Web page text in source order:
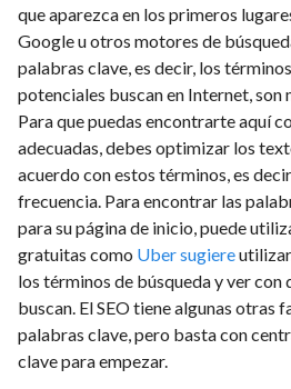
que aparezca en los primeros
Google u otros motores de
palabras clave, es decir, los
potenciales buscan en Internet, son
Para que puedas encontrarte aquí
adecuadas, debes optimizar los
acuerdo con estos términos, es
frecuencia. Para encontrar las
para su página de inicio, puede
gratuitas como Uber sugiere
los términos de búsqueda y ver con
buscan. El SEO tiene algunas otras
palabras clave, pero basta con
clave para empezar.